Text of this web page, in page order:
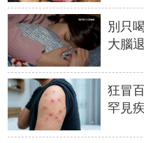
別只
大腦
狂冒
罕見